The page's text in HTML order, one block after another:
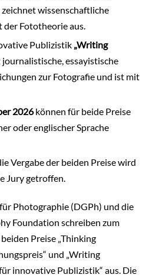
zeichnet wissenschaftliche
Fototheorie aus.
Publizistik „Writing
essayistische
zur Fotografie und ist mit
2026können für beide Preise
oder englischer Sprache
Vergabe der beiden Preise wird
Jury getroffen.
Photographie (DGPh) und die
Foundation schreiben zum
Preise „Thinking
und „Writing
innovative Publizistik“ aus. Die